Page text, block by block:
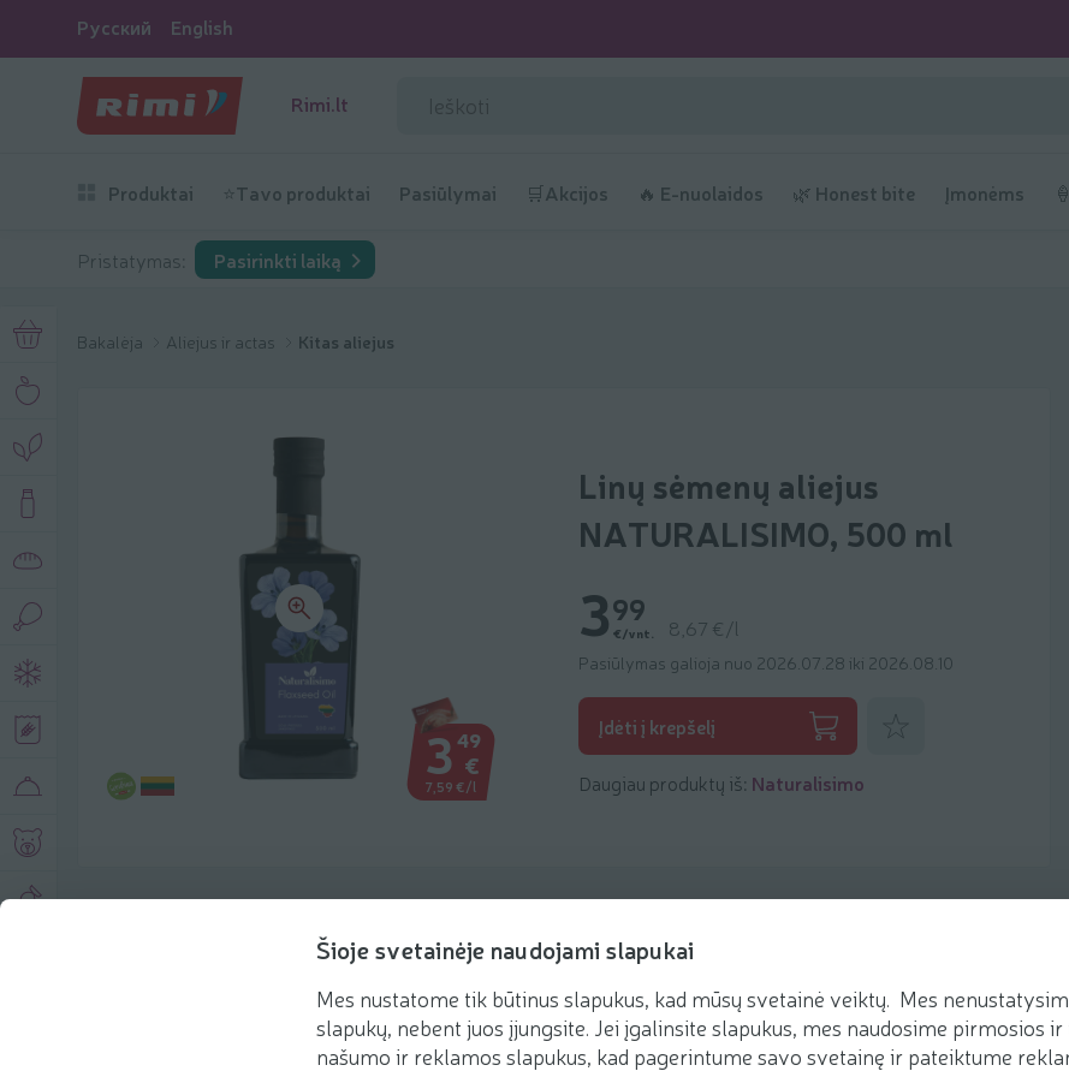
Šioje svetainėje naudojami slapukai
Mes nustatome tik būtinus slapukus, kad mūsų svetainė veiktų. Mes
slapukų, nebent juos įjungsite. Jei įgalinsite slapukus, mes naudosime pirmosios
našumo ir reklamos slapukus, kad pagerintume savo svetainę ir pateiktume
Русский English
Rimi.lt
Produktai ⭐Tavo produktai Pasiūlymai 🛒Akcijos 🔥 E-nuolaidos 🌿 Honest bite Įmonėms
Pristatymas: Pasirinkti laiką
Bakalėja Aliejus ir actas Kitas aliejus
3 49
€
7,59 €/l
Linų sėmenų aliejus
NATURALISIMO, 500 ml
399
€/vnt. 8,67 €/l
Pasiūlymas galioja nuo 2026.07.28 iki 2026.08.10
Įdėti į krepšelį
Daugiau produktų iš: Naturalisimo
Produkto aprašymas
Rekomenduojame Receptai